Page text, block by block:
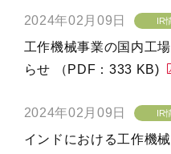
2024年02月09日 IR
工作機械事業の国内工
らせ （PDF：333 KB)
2024年02月09日 IR
インドにおける工作機